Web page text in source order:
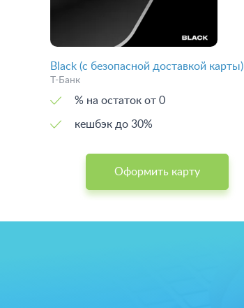
Black (с безопасной доставкой карты)
Т-Банк
% на остаток от 0
кешбэк до 30%
Оформить карту